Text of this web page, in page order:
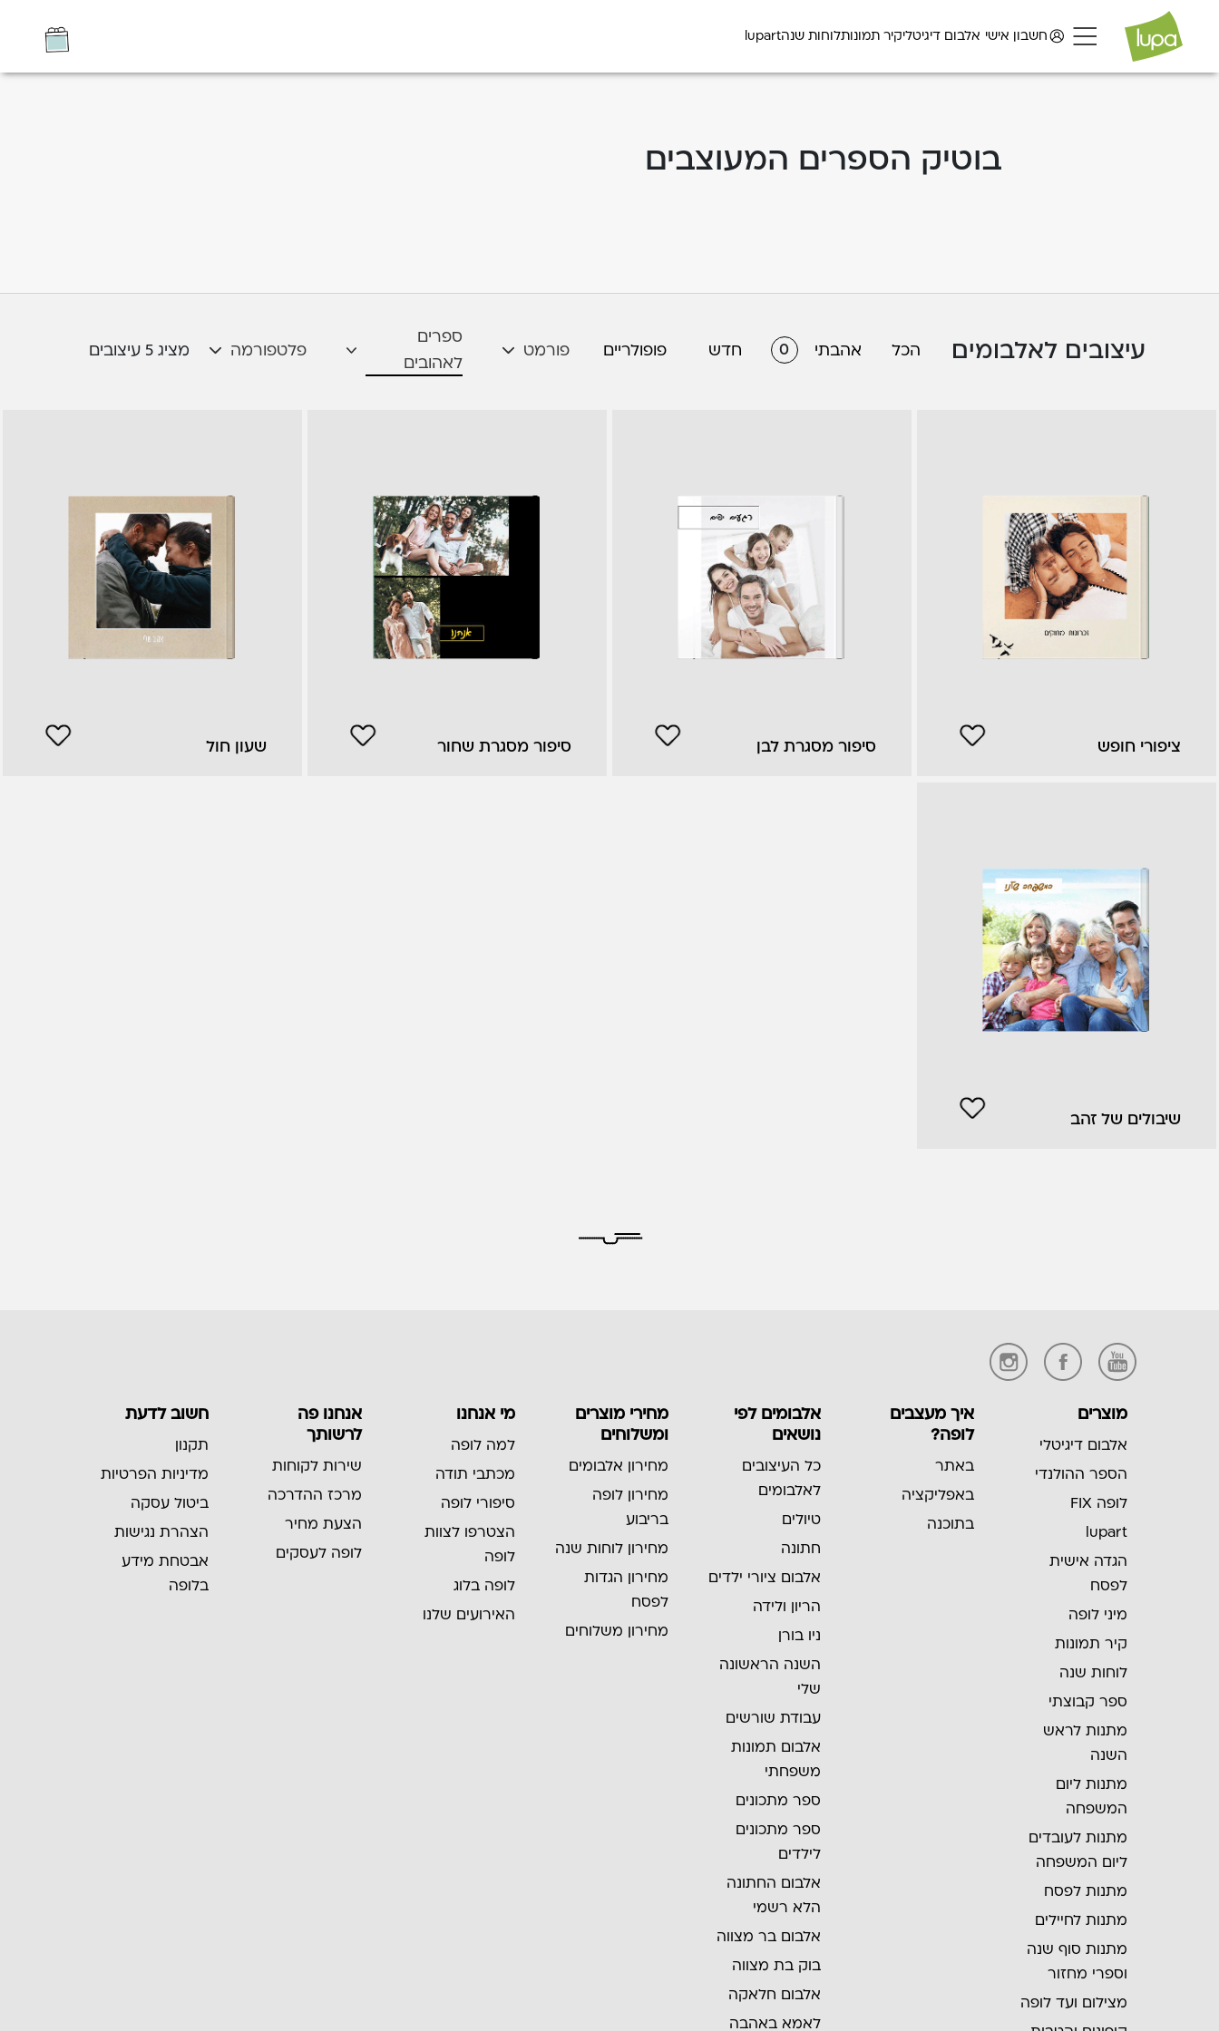
חשבון אישי אלבום דיגיטליקיר תמונותלוחות שנהlupart
בוטיק הספרים המעוצבים
עיצובים לאלבומים הכל אהבתי 0 חדש פופולריים פורמט
ספרים
לאהובים
פלטפורמה מציג5 עיצובים
ציפורי חופש סיפור מסגרת לבן סיפור מסגרת שחור שעון חול
שיבולים של זהב
מוצרים
אלבום דיגיטלי
הספר ההולנדי
לופה FIX
lupart
הגדה אישית
לפסח
מיני לופה
קיר תמונות
לוחות שנה
ספר קבוצתי
מתנות לראש
השנה
מתנות ליום
המשפחה
מתנות לעובדים
ליום המשפחה
מתנות לפסח
מתנות לחיילים
מתנות סוף שנה
וספרי מחזור
מצילום ועד לופה
איך מעצבים
לופה?
באתר
באפליקציה
בתוכנה
אלבומים לפי
נושאים
כל העיצובים
לאלבומים
טיולים
חתונה
אלבום ציורי ילדים
הריון ולידה
ניו בורן
השנה הראשונה
שלי
עבודת שורשים
אלבום תמונות
משפחתי
ספר מתכונים
ספר מתכונים
לילדים
אלבום החתונה
הלא רשמי
אלבום בר מצווה
בוק בת מצווה
אלבום חלאקה
לאמא באהבה
מחירי מוצרים
ומשלוחים
מחירון אלבומים
מחירון לופה
בריבוע
מחירון לוחות שנה
מחירון הגדות
לפסח
מחירון משלוחים
מי אנחנו
למה לופה
מכתבי תודה
סיפורי לופה
הצטרפו לצוות
לופה
לופה בלוג
האירועים שלנו
אנחנו פה
לרשותך
שירות לקוחות
מרכז ההדרכה
הצעת מחיר
לופה לעסקים
חשוב לדעת
תקנון
מדיניות הפרטיות
ביטול עסקה
הצהרת נגישות
אבטחת מידע
בלופה